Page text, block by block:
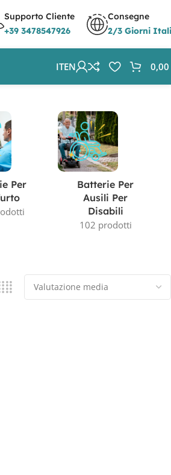
Supporto Cliente
+39 3478547926
Consegne
2/3 Giorni
ITEN
0,00
Per
Batterie Per
Ausili Per
Disabili
102 prodotti